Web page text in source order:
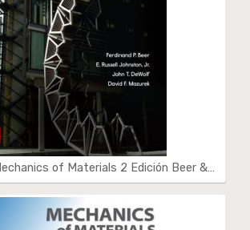
of Materials 2 Edición Beer &…